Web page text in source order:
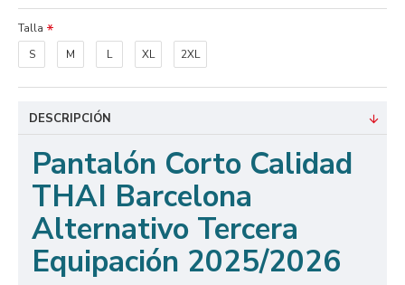
Talla
S
M L XL 2XL
DESCRIPCIÓN
Pantalón Corto Calidad
THAI Barcelona
Alternativo Tercera
Equipación 2025/2026